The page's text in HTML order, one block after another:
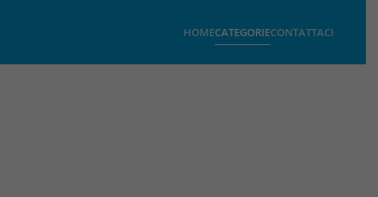
HOMECATEGORIECONTATTACI